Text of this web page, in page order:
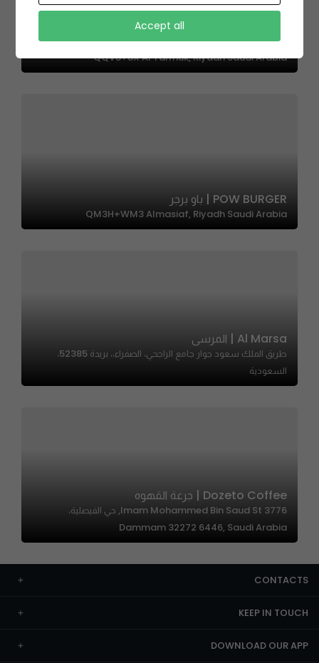
Roshen | روشن
QQV8+8X Al Yarmuk, Riyadh Saudi Arabia
POW BURGER | باو برجر
QM3H+WM3 Almasiaf, Riyadh Saudi Arabia
Al Marsa | المرسى‎
طريق الملك سعود جوار جامع الراجحي، الصفراء،، بريدة 52385،
السعودية
Dozeto Coffee | جرعة القهوه
3776 Imam Mohammed Bin Saud St, حي الفيصلية،
Dammam 32272 6446, Saudi Arabia
CONTACTS
KEEP IN TOUCH
DOWNLOAD OUR APP
Accept all